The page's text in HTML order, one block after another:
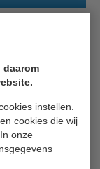
daarom
instellen.
cookies die wij
onze
van